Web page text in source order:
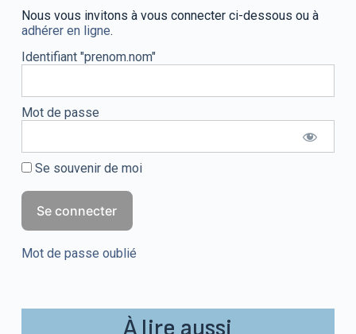
Nous vous invitons à vous connecter ci-dessous ou à
adhérer en ligne.
Identifiant "prenom.nom"
Mot de passe
Se souvenir de moi
Mot de passe oublié